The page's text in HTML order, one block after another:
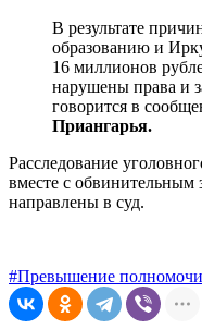
В результате
образованию и
16 миллионов
нарушены права и
говорится в
Приангарья.
Расследование
вместе с
направлены в суд.
#Превышение